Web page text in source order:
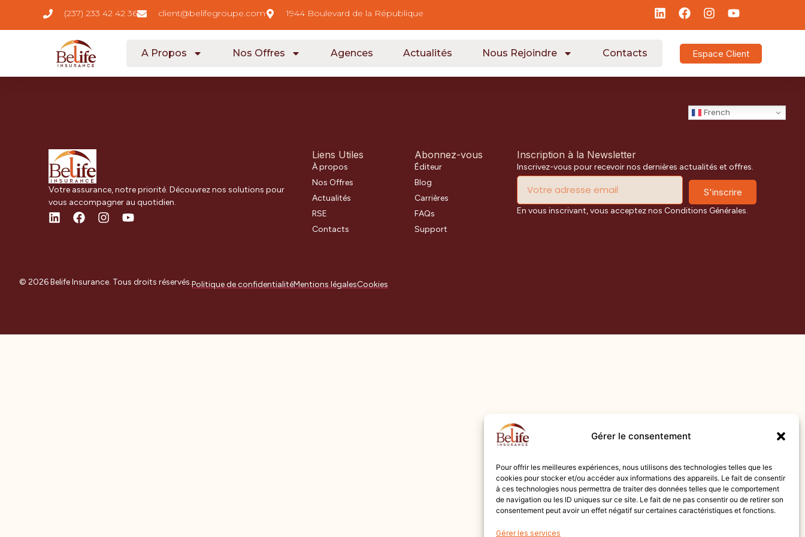
Gérer le consentement
Pour offrir les meilleures expériences, nous utilisons des technologies telles que les
cookies pour stocker et/ou accéder aux informations des appareils. Le fait de consentir
à ces technologies nous permettra de traiter des données telles que le comportement
de navigation ou les ID uniques sur ce site. Le fait de ne pas consentir ou de retirer son
consentement peut avoir un effet négatif sur certaines caractéristiques et fonctions.
Gérer les services
(237) 233 42 42 36 client@belifegroupe.com 1944 Boulevard de la République
A Propos Nos Offres Agences Actualités Nous Rejoindre Contacts Espace Client
French
Votre assurance, notre priorité. Découvrez nos solutions pour
vous accompagner au quotidien.
Liens Utiles
À propos
Nos Offres
Actualités
RSE
Contacts
Abonnez-vous
Éditeur
Blog
Carrières
FAQs
Support
Inscription à la Newsletter
Inscrivez-vous pour recevoir nos dernières actualités et offres.
S'inscrire
En vous inscrivant, vous acceptez nos Conditions Générales.
© 2026 Belife Insurance. Tous droits réservés.Politique de confidentialitéMentions légalesCookies